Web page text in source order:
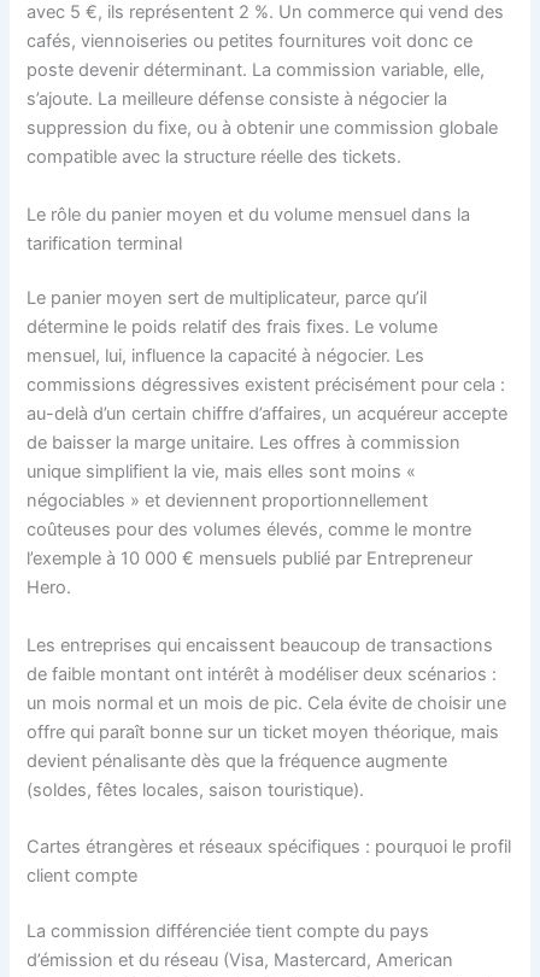
avec 5 €, ils représentent 2 %. Un commerce qui vend des
cafés, viennoiseries ou petites fournitures voit donc ce
poste devenir déterminant. La commission variable, elle,
s’ajoute. La meilleure défense consiste à négocier la
suppression du fixe, ou à obtenir une commission globale
compatible avec la structure réelle des tickets.
Le rôle du panier moyen et du volume mensuel dans la
tarification terminal
Le panier moyen sert de multiplicateur, parce qu’il
détermine le poids relatif des frais fixes. Le volume
mensuel, lui, influence la capacité à négocier. Les
commissions dégressives existent précisément pour cela :
au-delà d’un certain chiffre d’affaires, un acquéreur accepte
de baisser la marge unitaire. Les offres à commission
unique simplifient la vie, mais elles sont moins «
négociables » et deviennent proportionnellement
coûteuses pour des volumes élevés, comme le montre
l’exemple à 10 000 € mensuels publié par Entrepreneur
Hero.
Les entreprises qui encaissent beaucoup de transactions
de faible montant ont intérêt à modéliser deux scénarios :
un mois normal et un mois de pic. Cela évite de choisir une
offre qui paraît bonne sur un ticket moyen théorique, mais
devient pénalisante dès que la fréquence augmente
(soldes, fêtes locales, saison touristique).
Cartes étrangères et réseaux spécifiques : pourquoi le profil
client compte
La commission différenciée tient compte du pays
d’émission et du réseau (Visa, Mastercard, American